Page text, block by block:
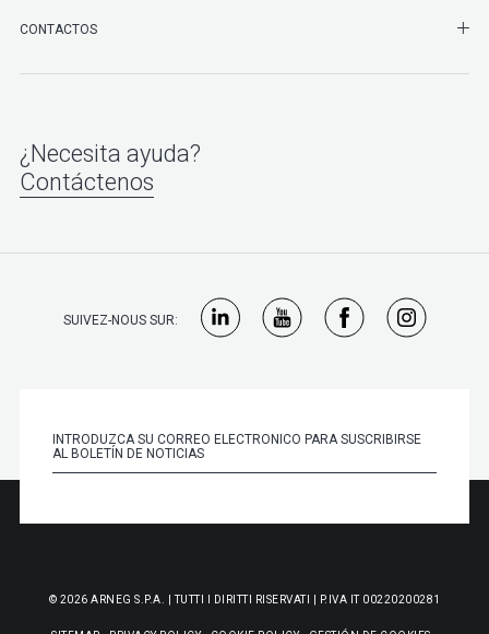
CONTACTOS
¿Necesita ayuda?
Contáctenos
SUIVEZ-NOUS SUR:
© 2026 ARNEG S.P.A. | TUTTI I DIRITTI RISERVATI | P.IVA IT 00220200281